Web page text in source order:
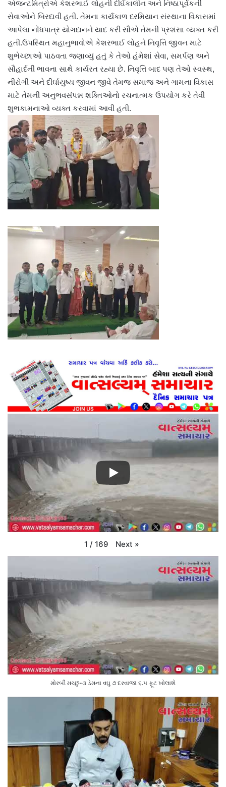
એજન્ટમિત્રોએ કેશરભાઈ લોહની દીર્ઘકાલીન અને નિષ્ઠાપૂર્વકની
સેવાઓને બિરદાવી હતી. તેમના કાર્યકાળ દરમિયાન સંસ્થાના વિકાસમાં
આપેલા નોંધપાત્ર યોગદાનને યાદ કરી સૌએ તેમની પ્રશંસા વ્યક્ત કરી
હતી.ઉપસ્થિત મહાનુભાવોએ કેશરભાઈ લોહને નિવૃત્તિ જીવન માટે
શુભેચ્છાઓ પાઠવતા જણાવ્યું હતું કે તેઓ હંમેશાં સેવા, સમર્પણ અને
સૌહાર્દની ભાવના સાથે કાર્યરત રહ્યા છે. નિવૃત્તિ બાદ પણ તેઓ સ્વસ્થ,
નીરોગી અને દીર્ઘાયુષ્ય જીવન જીવે તેમજ સમાજ અને ગામના વિકાસ
માટે તેમની અનુભવસંપન્ન શક્તિઓનો રચનાત્મક ઉપયોગ કરે તેવી
શુભકામનાઓ વ્યક્ત કરવામાં આવી હતી.
1 / 169 Next »
મોરબી મચ્છુ-૩ ડેમના વઘુ ૭ દરવાજા ૬.૫ ફૂટ ખોલાશે